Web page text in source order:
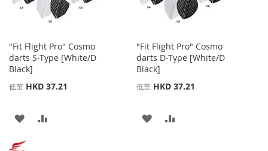
"Fit Flight Pro" Cosmo
darts S-Type [White/D
Black]
低至 HKD 37.21
添
加
"Fit Flight Pro" Cosmo
darts D-Type [White/D
Black]
低至 HKD 37.21
添